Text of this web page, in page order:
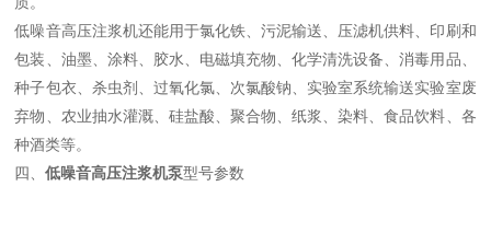
低噪音高压注浆机还能用于氯化铁、污泥输送、压滤机供料、印刷和
包装、油墨、涂料、胶水、电磁填充物、化学清洗设备、消毒用品、
种子包衣、杀虫剂、过氧化氯、次氯酸钠、实验室系统输送实验室废
弃物、农业抽水灌溉、硅盐酸、聚合物、纸浆、染料、食品饮料、各
种酒类等。
四、低噪音高压注浆机泵型号参数